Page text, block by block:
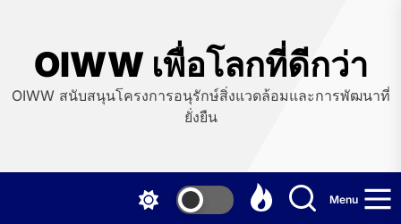
contentOIWW เพื่อโลกที่ดีกว่า
OIWW สนับสนุนโครงการอนุรักษ์สิ่งแวดล้อมและการพัฒนาที่
ยั่งยืน
Menu